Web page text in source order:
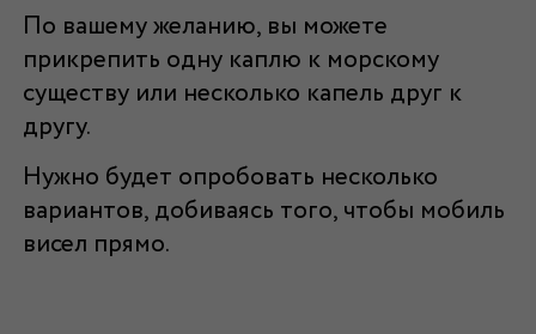
По вашему желанию, вы можете
прикрепить одну каплю к морскому
существу или несколько капель друг к
другу.
Нужно будет опробовать несколько
вариантов, добиваясь того, чтобы мобиль
висел прямо.